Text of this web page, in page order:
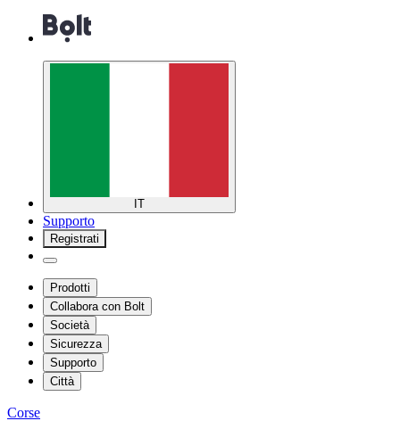
IT
Supporto
Registrati
Prodotti
Collabora con Bolt
Società
Sicurezza
Supporto
Città
Corse